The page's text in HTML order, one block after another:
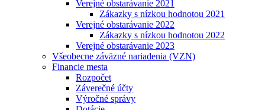
Verejné obstarávanie 2021
Zákazky s nízkou hodnotou 2021
Verejné obstarávanie 2022
Zákazky s nízkou hodnotou 2022
Verejné obstarávanie 2023
Všeobecne záväzné nariadenia (VZN)
Financie mesta
Rozpočet
Záverečné účty
Výročné správy